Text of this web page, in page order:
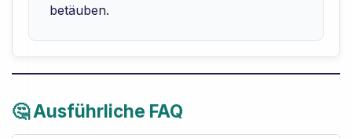
betäuben.
🤔 Ausführliche FAQ